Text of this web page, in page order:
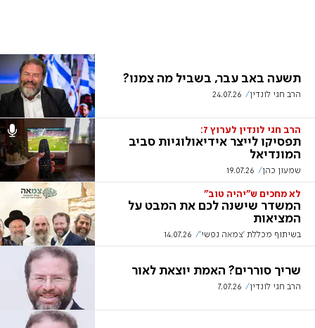
תשעה באב עבר, בשביל מה צמנו?
הרב חגי לונדין 24.07.26
הרב חגי לונדין לערוץ 7:
תפסיקו לייצר אידיאולוגיות סביב
המונדיאל
שמעון כהן 19.07.26
לא מחכים ש"יהיה טוב"
המשדר שישנה לכם את המבט על
המציאות
בשיתוף מכללת 'צמאה נפשי' 14.07.26
שריך סוררים? האמת יוצאת לאור
הרב חגי לונדין 7.07.26